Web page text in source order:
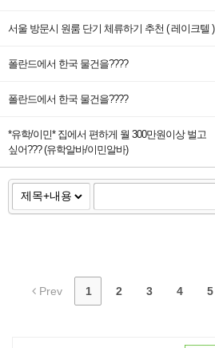
서울 방문시 원룸 단기 체류하기 추천 ( 레이크텔 )
폴란드에서 한국 물건을????
폴란드에서 한국 물건을????
*유학/이민* 집에서 편하게 월 300만원이상 벌고
싶어??? (유학알바/이민알바)
Prev 1 2 3 4 5